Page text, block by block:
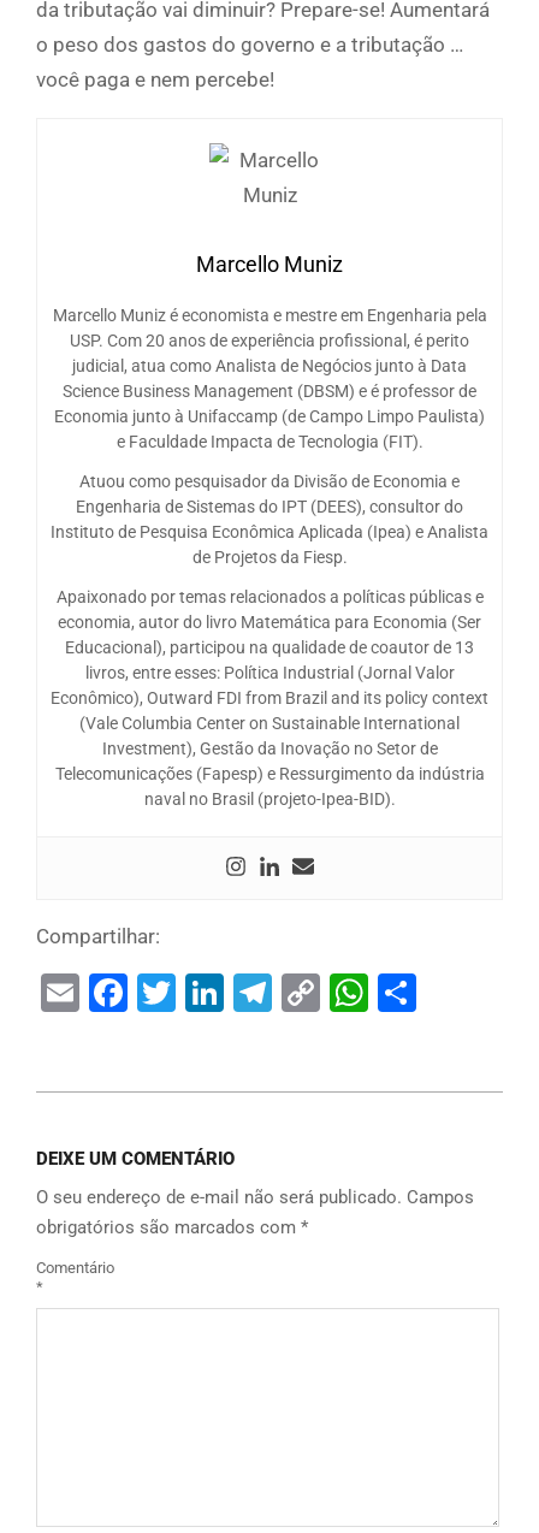
da tributação vai diminuir? Prepare-se! Aumentará
o peso dos gastos do governo e a tributação …
você paga e nem percebe!
Marcello Muniz
Marcello Muniz é economista e mestre em Engenharia pela
USP. Com 20 anos de experiência profissional, é perito
judicial, atua como Analista de Negócios junto à Data
Science Business Management (DBSM) e é professor de
Economia junto à Unifaccamp (de Campo Limpo Paulista)
e Faculdade Impacta de Tecnologia (FIT).
Atuou como pesquisador da Divisão de Economia e
Engenharia de Sistemas do IPT (DEES), consultor do
Instituto de Pesquisa Econômica Aplicada (Ipea) e Analista
de Projetos da Fiesp.
Apaixonado por temas relacionados a políticas públicas e
economia, autor do livro Matemática para Economia (Ser
Educacional), participou na qualidade de coautor de 13
livros, entre esses: Política Industrial (Jornal Valor
Econômico), Outward FDI from Brazil and its policy context
(Vale Columbia Center on Sustainable International
Investment), Gestão da Inovação no Setor de
Telecomunicações (Fapesp) e Ressurgimento da indústria
naval no Brasil (projeto-Ipea-BID).
Compartilhar:
EmailFacebook
Twitter
LinkedIn
Telegram
Copy
DEIXE UM COMENTÁRIO
O seu endereço de e-mail não será publicado. Campos
obrigatórios são marcados com *
Comentário
*